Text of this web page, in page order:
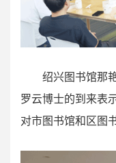
绍兴图书馆那
罗云博士的到来表
对市图书馆和区图